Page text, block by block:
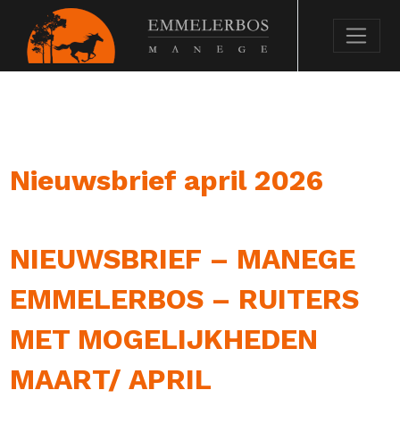
Nieuwsbrief april 2026
NIEUWSBRIEF – MANEGE
EMMELERBOS – RUITERS
MET MOGELIJKHEDEN
MAART/ APRIL